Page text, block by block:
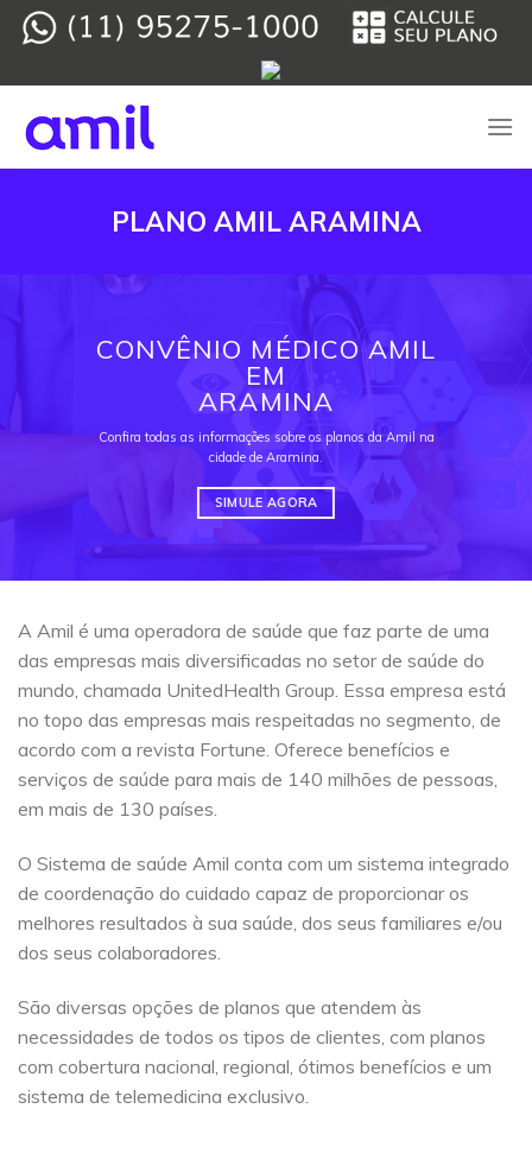
Skip
PLANO AMIL ARAMINA
CONVÊNIO MÉDICO AMIL
EM
ARAMINA
Confira todas as informações sobre os planos da Amil na
cidade de Aramina.
SIMULE AGORA
A Amil é uma operadora de saúde que faz parte de uma
das empresas mais diversificadas no setor de saúde do
mundo, chamada UnitedHealth Group. Essa empresa está
no topo das empresas mais respeitadas no segmento, de
acordo com a revista Fortune. Oferece benefícios e
serviços de saúde para mais de 140 milhões de pessoas,
em mais de 130 países.
O Sistema de saúde Amil conta com um sistema integrado
de coordenação do cuidado capaz de proporcionar os
melhores resultados à sua saúde, dos seus familiares e/ou
dos seus colaboradores.
São diversas opções de planos que atendem às
necessidades de todos os tipos de clientes, com planos
com cobertura nacional, regional, ótimos benefícios e um
sistema de telemedicina exclusivo.